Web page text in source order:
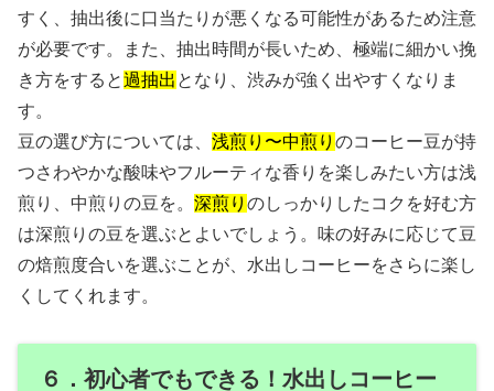
すく、抽出後に口当たりが悪くなる可能性があるため注意
が必要です。また、抽出時間が長いため、極端に細かい挽
き方をすると過抽出 となり、渋みが強く出やすくなりま
す。
豆の選び方については、 浅煎り〜中煎り のコーヒー豆が持
つさわやかな酸味やフルーティな香りを楽しみたい方は浅
煎り、中煎りの豆を。 深煎り のしっかりしたコクを好む方
は深煎りの豆を選ぶとよいでしょう。味の好みに応じて豆
の焙煎度合いを選ぶことが、水出しコーヒーをさらに楽し
くしてくれます。
６．初心者でもできる！水出しコーヒー